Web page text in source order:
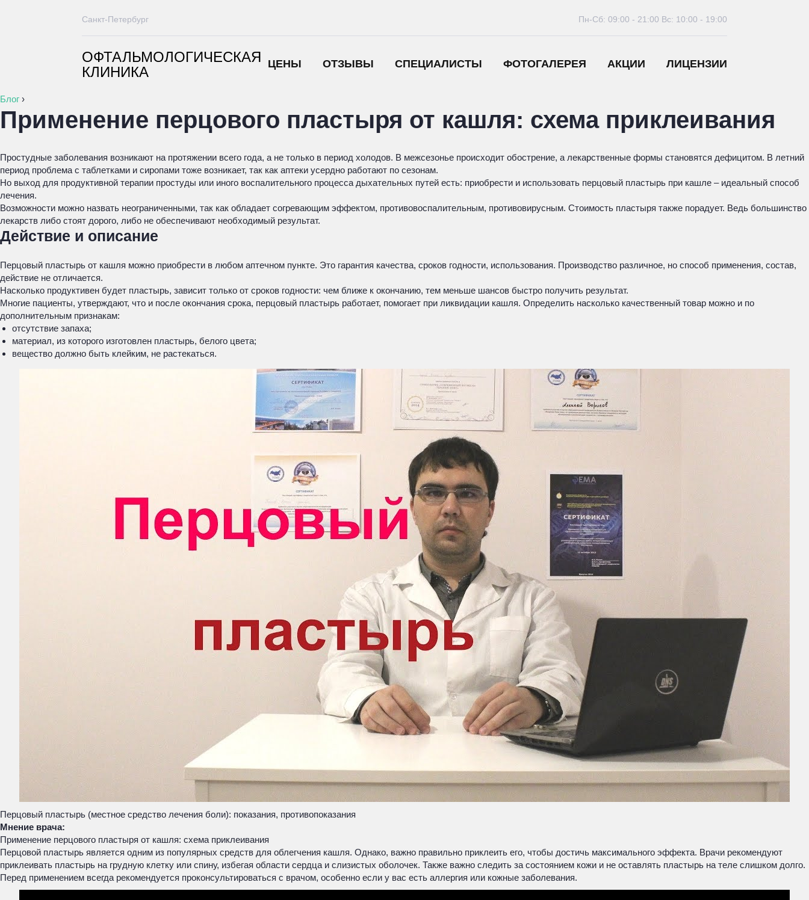
ОФТАЛЬМОЛОГИЧЕСКАЯ
КЛИНИКА
ЦЕНЫ ОТЗЫВЫ СПЕЦИАЛИСТЫ ФОТОГАЛЕРЕЯ АКЦИИ ЛИЦЕНЗИИ
Санкт-Петербург Пн-Сб: 09:00 - 21:00 Вс: 10:00 - 19:00
Блог ›
Применение перцового пластыря от кашля: схема приклеивания
Простудные заболевания возникают на протяжении всего года, а не только в период холодов. В межсезонье происходит обострение, а лекарственные формы становятся дефицитом. В летний
период проблема с таблетками и сиропами тоже возникает, так как аптеки усердно работают по сезонам.
Но выход для продуктивной терапии простуды или иного воспалительного процесса дыхательных путей есть: приобрести и использовать перцовый пластырь при кашле – идеальный способ
лечения.
Возможности можно назвать неограниченными, так как обладает согревающим эффектом, противовоспалительным, противовирусным. Стоимость пластыря также порадует. Ведь большинство
лекарств либо стоят дорого, либо не обеспечивают необходимый результат.
Действие и описание
Перцовый пластырь от кашля можно приобрести в любом аптечном пункте. Это гарантия качества, сроков годности, использования. Производство различное, но способ применения, состав,
действие не отличается.
Насколько продуктивен будет пластырь, зависит только от сроков годности: чем ближе к окончанию, тем меньше шансов быстро получить результат.
Многие пациенты, утверждают, что и после окончания срока, перцовый пластырь работает, помогает при ликвидации кашля. Определить насколько качественный товар можно и по
дополнительным признакам:
отсутствие запаха;
материал, из которого изготовлен пластырь, белого цвета;
вещество должно быть клейким, не растекаться.
Перцовый пластырь (местное средство лечения боли): показания, противопоказания
Мнение врача:
Применение перцового пластыря от кашля: схема приклеивания
Перцовой пластырь является одним из популярных средств для облегчения кашля. Однако, важно правильно приклеить его, чтобы достичь максимального эффекта. Врачи рекомендуют
приклеивать пластырь на грудную клетку или спину, избегая области сердца и слизистых оболочек. Также важно следить за состоянием кожи и не оставлять пластырь на теле слишком долго.
Перед применением всегда рекомендуется проконсультироваться с врачом, особенно если у вас есть аллергия или кожные заболевания.